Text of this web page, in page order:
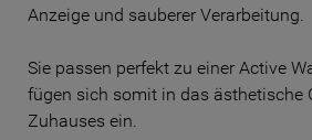
Anzeige und sauberer Verarbeitung.
Sie passen perfekt zu einer Active
fügen sich somit in das ästhetische
Zuhauses ein.